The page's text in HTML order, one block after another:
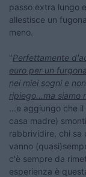
passo extra lungo
allestisce un
meno.
"Perfettamente
euro per un
nei miei sogni e
ripiego...ma siamo
...e aggiungo che
casa madre)
rabbrividire, chi sa
vanno
c'è sempre da
esperienza è